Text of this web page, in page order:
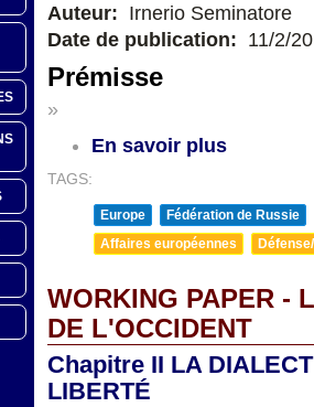
Auteur: Irnerio Seminatore
Date de publication: 11/2/
Prémisse
»
En savoir plus
TAGS:
Europe
Fédération de Russie
Affaires européennes
WORKING PAPER -
DE L'OCCIDENT
Chapitre II LA
LIBERTÉ